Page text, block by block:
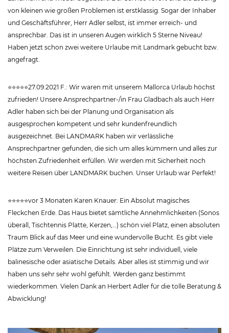
von kleinen wie großen Problemen ist erstklassig. Sogar der Inhaber
und Geschäftsführer, Herr Adler selbst, ist immer erreich- und
ansprechbar. Das ist in unseren Augen wirklich 5 Sterne Niveau!
Haben jetzt schon zwei weitere Urlaube mit Landmark gebucht bzw.
angefragt.
⭐⭐⭐⭐⭐27.09.2021 F.: Wir waren mit unserem Mallorca Urlaub höchst
zufrieden! Unsere Ansprechpartner-/in Frau Gladbach als auch Herr
Adler haben sich bei der Planung und Organisation als
ausgesprochen kompetent und sehr kundenfreundlich
ausgezeichnet. Bei LANDMARK haben wir verlässliche
Ansprechpartner gefunden, die sich um alles kümmern und alles zur
höchsten Zufriedenheit erfüllen. Wir werden mit Sicherheit noch
weitere Reisen über LANDMARK buchen. Unser Urlaub war Perfekt!
⭐⭐⭐⭐⭐vor 3 Monaten Karen Knauer: Ein Absolut magisches
Fleckchen Erde. Das Haus bietet sämtliche Annehmlichkeiten (Sonos
überall, Tischtennis Platte, Kerzen,…) schön viel Platz, einen absoluten
Traum Blick auf das Meer und eine wundervolle Bucht. Es gibt viele
Plätze zum Verweilen. Die Einrichtung ist sehr individuell, viele
balinesische oder asiatische Details. Aber alles ist stimmig und wir
haben uns sehr sehr wohl gefühlt. Werden ganz bestimmt
wiederkommen. Vielen Dank an Herbert Adler für die tolle Beratung &
Abwicklung!